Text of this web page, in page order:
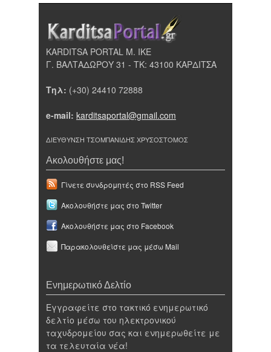
KARDITSA PORTAL Μ. ΙΚΕ
Γ. ΒΑΛΤΑΔΩΡΟΥ 31 - ΤΚ: 43100 ΚΑΡΔΙΤΣΑ
Τηλ: (+30) 24410 72888
e-mail: karditsaportal@gmail.com
ΔΙΕΥΘΥΝΣΗ ΤΣΟΜΠΑΝΙΔΗΣ ΧΡΥΣΟΣΤΟΜΟΣ
Ακολουθήστε μας!
Γίνετε συνδρομητές στο RSS Feed
Ακολουθήστε μας στο Twitter
Ακολουθήστε μας στο Facebook
Παρακολουθείστε μας μέσω Mail
Ενημερωτικό Δελτίο
Εγγραφείτε στο τακτικό ενημερωτικό
δελτίο μέσω του ηλεκτρονικού
ταχυδρομείου σας και ενημερωθείτε με
τα τελευταία νέα!